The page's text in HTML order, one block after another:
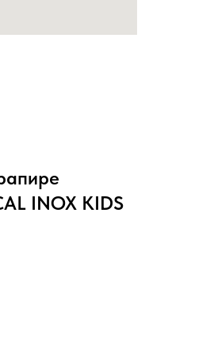
INOX KIDS